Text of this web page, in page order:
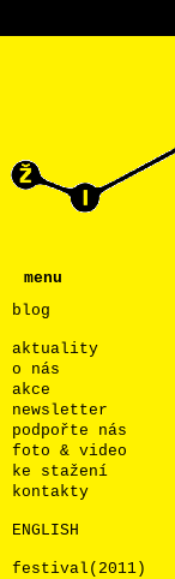
menu
blog
aktuality
o nás
akce
newsletter
podpořte nás
foto & video
ke stažení
kontakty
ENGLISH
festival(2011)